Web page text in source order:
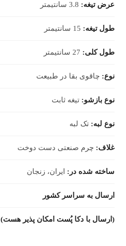
عرض تیغه:
طول تیغه: 15 سانتیمتر
طول کلی: 27 سانتیمتر
نوع: چاقوی بقا در طبیعت
نوع بازشو: تیغه ثابت
نوع لبه: تک لبه
غلاف: چرم صنعتی دست دوخت
ساخته شده در: ایران، زنجان
ارسال به سراسر کشور
(ارسال با دکا پُست امکان پذیر هست)